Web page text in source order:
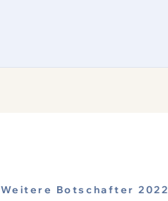
Weitere Botschafter 2022